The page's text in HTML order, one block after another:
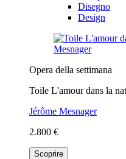
Disegno
Design
Opera della settimana
Toile L'amour dans la
Jérôme Mesnager
2.800 €
Scoprire